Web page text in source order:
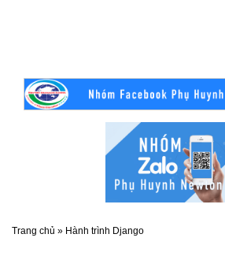
Trang chủ » Hành trình Django